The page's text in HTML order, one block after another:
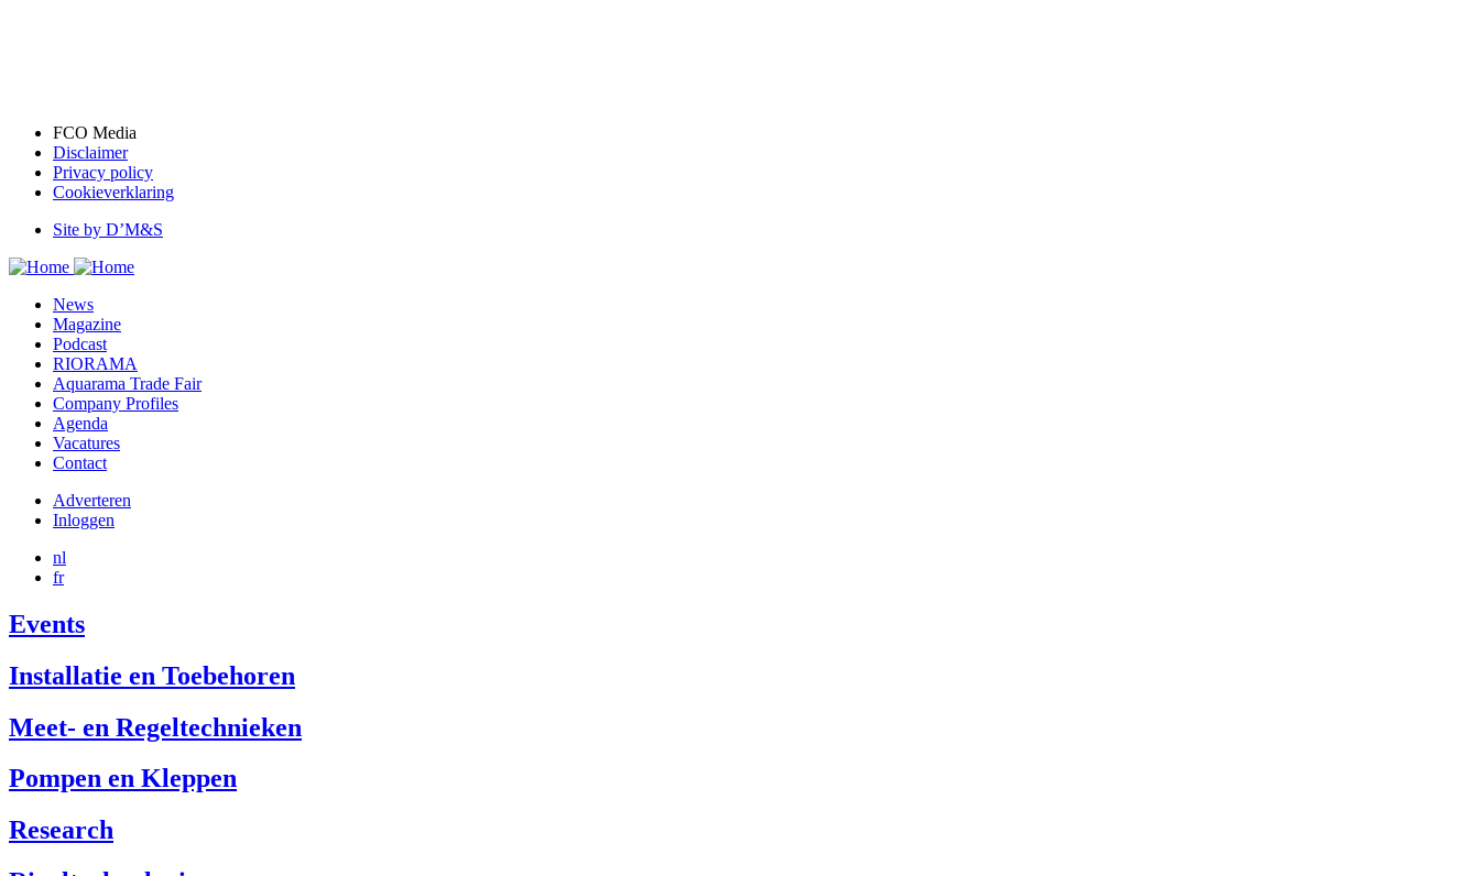
Bottom
menu
FCO Media
Disclaimer
Privacy policy
Cookieverklaring
DMS
Site by D’M&S
News
Magazine
Podcast
RIORAMA
Aquarama Trade Fair
Company Profiles
Agenda
Vacatures
Contact
User
account
menu
reference
Adverteren
Inloggen
nl
fr
Events
Installatie en Toebehoren
Meet- en Regeltechnieken
Pompen en Kleppen
Research